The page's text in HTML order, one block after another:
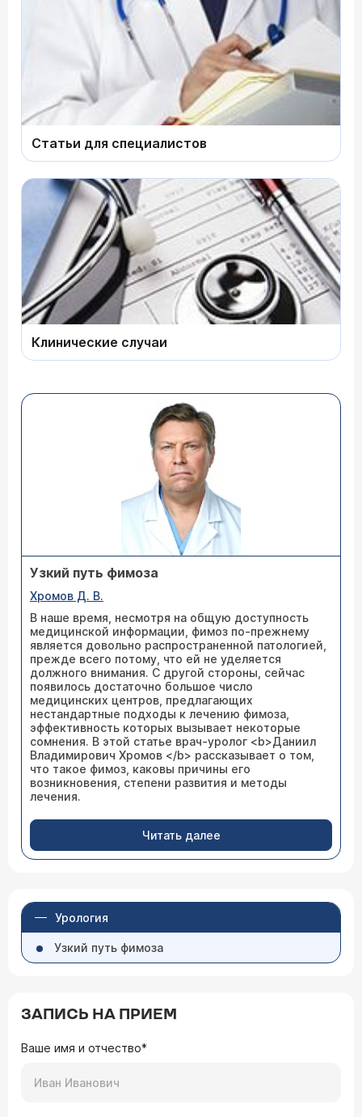
Статьи для специалистов
Клинические случаи
Узкий путь фимоза
Хромов Д. В.
В наше время, несмотря на общую доступность
медицинской информации, фимоз по-прежнему
является довольно распространенной патологией,
прежде всего потому, что ей не уделяется
должного внимания. С другой стороны, сейчас
появилось достаточно большое число
медицинских центров, предлагающих
нестандартные подходы к лечению фимоза,
эффективность которых вызывает некоторые
сомнения. В этой статье врач-уролог <b>Даниил
Владимирович Хромов </b> рассказывает о том,
что такое фимоз, каковы причины его
возникновения, степени развития и методы
лечения.
Читать далее
Урология
Узкий путь фимоза
ЗАПИСЬ НА ПРИЕМ
Ваше имя и отчество*